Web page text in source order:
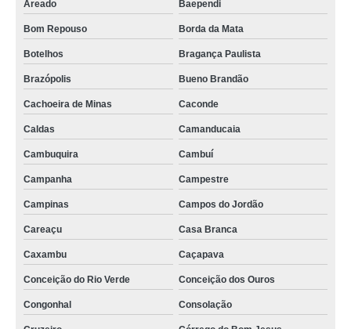
onde vende gravador dvr veicular Acre
camera veicular gravador Porto Alegre
quanto custa gravador veicular Rio Branco
gravadores de video veicular valor Zona Norte
gravadores veiculares preço Raposos
onde vende gravador veicular São Paulo
gravadores de video veicular valor Zona Norte
gravador de imagens veiculares Itaparica
cameras para veiculos com gravador valor Lambari
Areado Baependi
Bom Repouso Borda da Mata
Botelhos Bragança Paulista
Brazópolis Bueno Brandão
Cachoeira de Minas Caconde
Caldas Camanducaia
Cambuquira Cambuí
Campanha Campestre
Campinas Campos do Jordão
Careaçu Casa Branca
Caxambu Caçapava
Conceição do Rio Verde Conceição dos Ouros
Congonhal Consolação